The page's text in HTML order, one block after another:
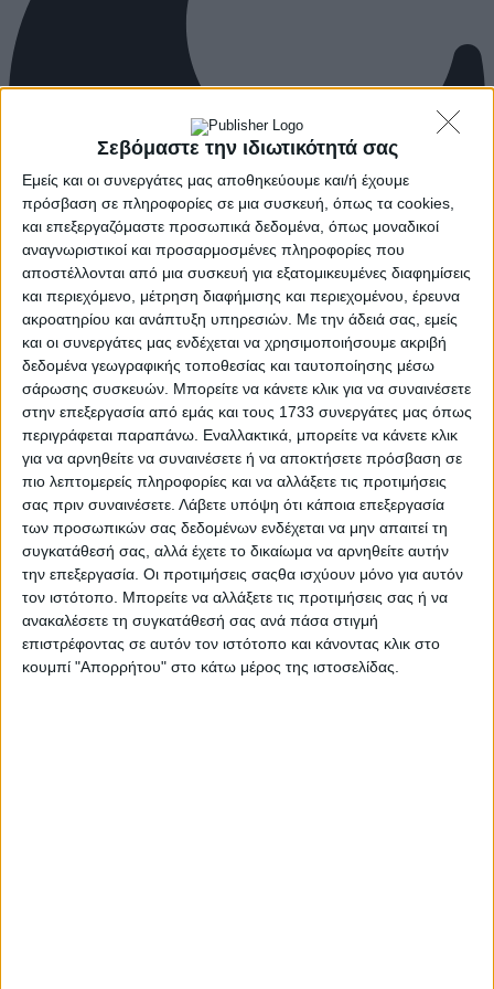
Σεβόμαστε την ιδιωτικότητά σας
Εμείς και οι συνεργάτες μας αποθηκεύουμε και/ή έχουμε
πρόσβαση σε πληροφορίες σε μια συσκευή, όπως τα cookies,
και επεξεργαζόμαστε προσωπικά δεδομένα, όπως μοναδικοί
αναγνωριστικοί και προσαρμοσμένες πληροφορίες που
αποστέλλονται από μια συσκευή για εξατομικευμένες διαφημίσεις
και περιεχόμενο, μέτρηση διαφήμισης και περιεχομένου, έρευνα
ακροατηρίου και ανάπτυξη υπηρεσιών. Με την άδειά σας, εμείς
και οι συνεργάτες μας ενδέχεται να χρησιμοποιήσουμε ακριβή
δεδομένα γεωγραφικής τοποθεσίας και ταυτοποίησης μέσω
σάρωσης συσκευών. Μπορείτε να κάνετε κλικ για να συναινέσετε
στην επεξεργασία από εμάς και τους 1733 συνεργάτες μας όπως
περιγράφεται παραπάνω. Εναλλακτικά, μπορείτε να κάνετε κλικ
για να αρνηθείτε να συναινέσετε ή να αποκτήσετε πρόσβαση σε
πιο λεπτομερείς πληροφορίες και να αλλάξετε τις προτιμήσεις
σας πριν συναινέσετε. Λάβετε υπόψη ότι κάποια επεξεργασία
των προσωπικών σας δεδομένων ενδέχεται να μην απαιτεί τη
συγκατάθεσή σας, αλλά έχετε το δικαίωμα να αρνηθείτε αυτήν
την επεξεργασία. Οι προτιμήσεις σαςθα ισχύουν μόνο για αυτόν
τον ιστότοπο. Μπορείτε να αλλάξετε τις προτιμήσεις σας ή να
ανακαλέσετε τη συγκατάθεσή σας ανά πάσα στιγμή
επιστρέφοντας σε αυτόν τον ιστότοπο και κάνοντας κλικ στο
κουμπί "Απορρήτου" στο κάτω μέρος της ιστοσελίδας.